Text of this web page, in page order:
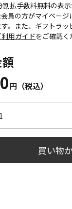
割払手数料無料の表
員の方がマイペー
。また、ギフトラ
利用ガイドをご確認く
円（税込）
買い物